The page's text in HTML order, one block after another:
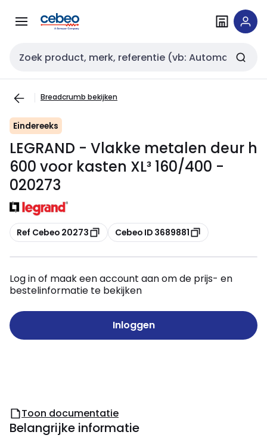
naar
naar
Zoekveld invoer
Breadcrumb bekijken
Eindereeks
LEGRAND - Vlakke metalen deur h
600 voor kasten XL³ 160/400 -
020273
Kopiëren
Ref Cebeo 20273 Kopiëren
Cebeo ID 3689881
Log in of maak een account aan om de prijs- en
bestelinformatie te bekijken
Inloggen
Toon documentatie
Belangrijke informatie